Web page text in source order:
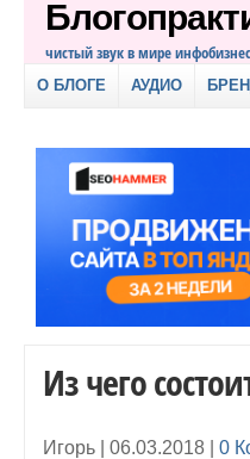
чистый звук в мире
О БЛОГЕ АУДИО
Из чего
Игорь | 06.03.2018 | 0